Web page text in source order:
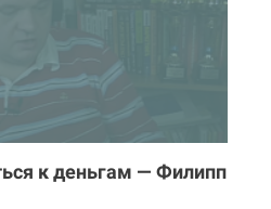
к деньгам — Филипп